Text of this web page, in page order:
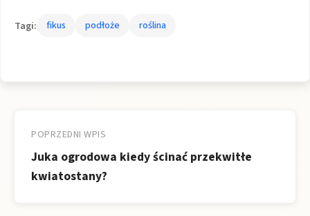
Tagi: fikus podłoże roślina
wpisu
POPRZEDNI WPIS
Juka ogrodowa kiedy ścinać przekwitłe
kwiatostany?